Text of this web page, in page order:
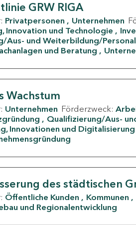
GRW RIGA
Privatpersonen Unternehmen
Innovation und Technologie
Aus- und Weiterbildung/Personal
und Beratung
Wachstum
Unternehmen Förderzweck:
Qualifizierung/Aus-
Innovationen und Digitalisierung
des städtischen
Öffentliche Kunden Kommunen
und Regionalentwicklung